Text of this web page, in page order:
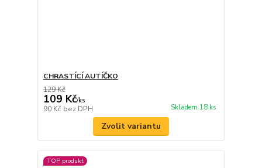
CHRASTÍCÍ AUTÍČKO
129 Kč
109 Kč/ks
90 Kč bez DPH Skladem 18 ks
Zvolit variantu
TOP produkt